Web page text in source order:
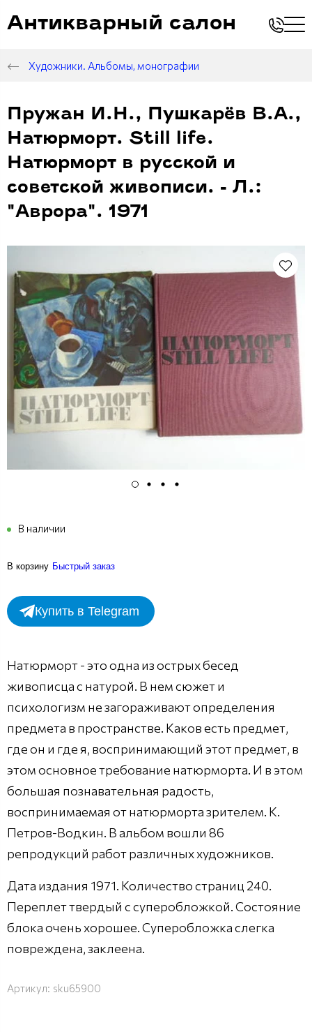
Антикварный салон
Художники. Альбомы, монографии
Пружан И.Н., Пушкарёв В.А.,
Натюрморт. Still life.
Натюрморт в русской и
советской живописи. - Л.:
"Аврора". 1971
В наличии
В корзину Быстрый заказ
Купить в Telegram
Натюрморт - это одна из острых бесед
живописца с натурой. В нем сюжет и
психологизм не загораживают определения
предмета в пространстве. Каков есть предмет,
где он и где я, воспринимающий этот предмет, в
этом основное требование натюрморта. И в этом
большая познавательная радость,
воспринимаемая от натюрморта зрителем. К.
Петров-Водкин. В альбом вошли 86
репродукций работ различных художников.
Дата издания 1971. Количество страниц 240.
Переплет твердый с суперобложкой. Состояние
блока очень хорошее. Суперобложка слегка
повреждена, заклеена.
Артикул: sku65900